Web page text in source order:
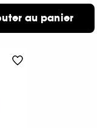
au panier